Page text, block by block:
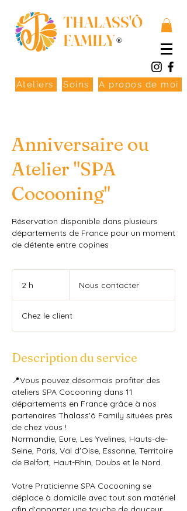
THALASS'Ô
FAMILY®
Ateliers Soins A propos de moi
Anniversaire ou
Atelier "SPA
Cocooning"
Réservation disponible dans plusieurs
départements de France pour un moment
de détente entre copines
2 h Nous contacter
Chez le client
Description du service
📍Vous pouvez désormais profiter des
ateliers SPA Cocooning dans 11
départements en France grâce à nos
partenaires Thalass'ô Family situées près
de chez vous !
Normandie, Eure, Les Yvelines, Hauts-de-
Seine, Paris, Val d'Oise, Essonne, Territoire
de Belfort, Haut-Rhin, Doubs et le Nord.
Votre Praticienne SPA Cocooning se
déplace à domicile avec tout son matériel